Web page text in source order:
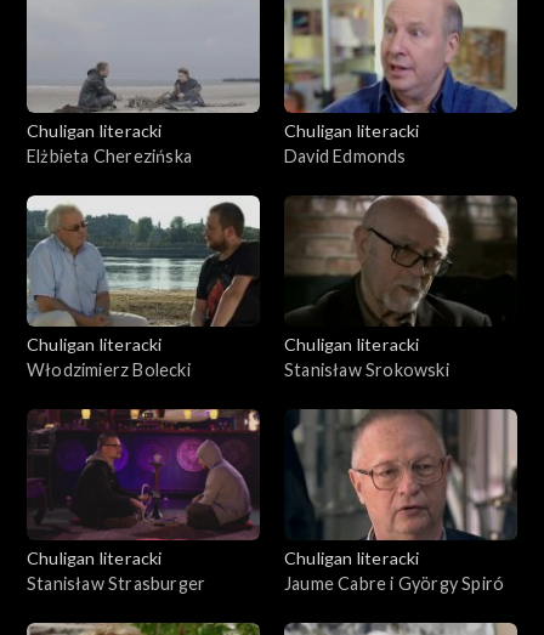
Chuligan literacki
Elżbieta Cherezińska
Chuligan literacki
David Edmonds
Chuligan literacki
Włodzimierz Bolecki
Chuligan literacki
Stanisław Srokowski
Chuligan literacki
Stanisław Strasburger
Chuligan literacki
Jaume Cabre i György Spiró